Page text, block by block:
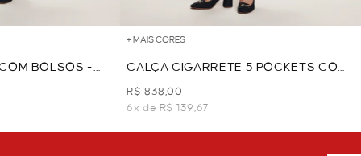
BOLSOS -
+ MAIS CORES
CALÇA CIGARRETE 5 POCKETS COM
FIVELA - MARINHO
R$ 838,00
6x de R$ 139,67